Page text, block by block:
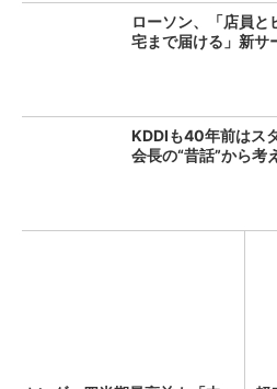
ローソン、「店員
宅まで届ける」新
KDDIも40年前はス
会長の“昔話”から考